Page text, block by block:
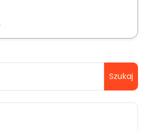
Szukaj